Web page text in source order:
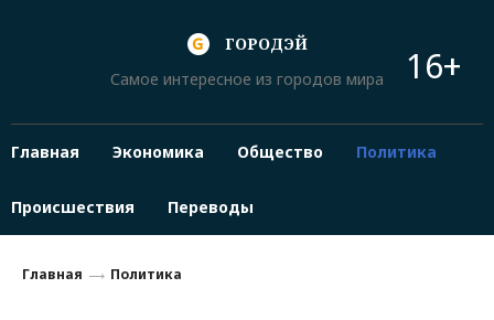
ГОРОДЭЙ
Самое интересное из городов мира
16+
Главная Экономика Общество Политика
Происшествия Переводы
Главная Политика